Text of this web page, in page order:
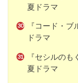
夏ドラマ
『コード・
ドラマ
『セシルの
夏ドラマ